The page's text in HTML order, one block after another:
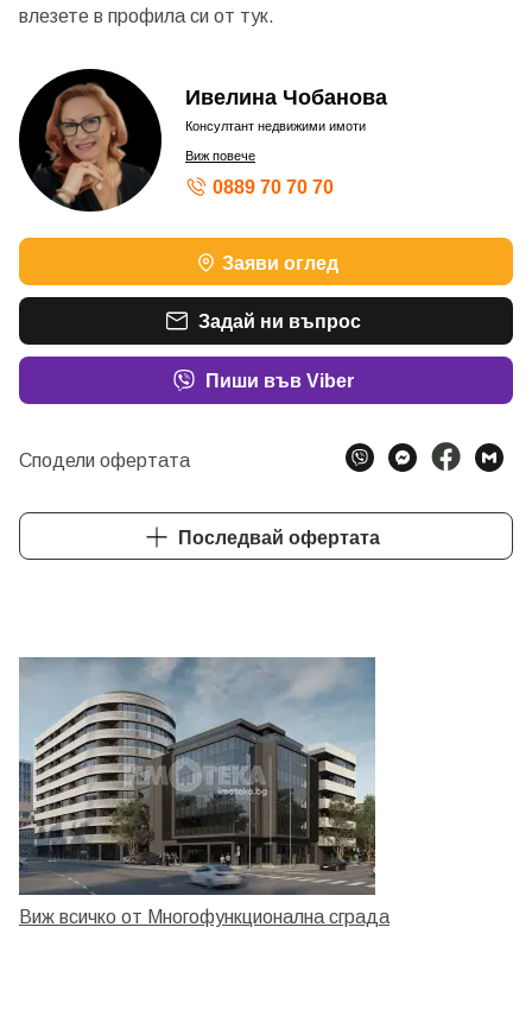
влезете в профила си от тук.
Ивелина Чобанова
Консултант недвижими имоти
Виж повече
0889 70 70 70
Заяви оглед
Задай ни въпрос
Пиши във Viber
Сподели офертата
Последвай офертата
Виж всичко от Многофункционална сграда